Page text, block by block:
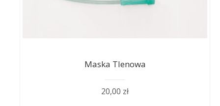
Maska Tlenowa
20,00 zł